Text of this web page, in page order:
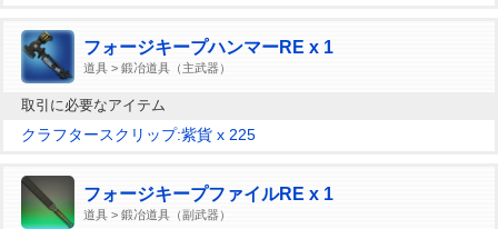
フォージキープハンマーRE x 1
道具 > 鍛冶道具（主武器）
取引に必要なアイテム
クラフタースクリップ:紫貨 x 225
フォージキープファイルRE x 1
道具 > 鍛冶道具（副武器）